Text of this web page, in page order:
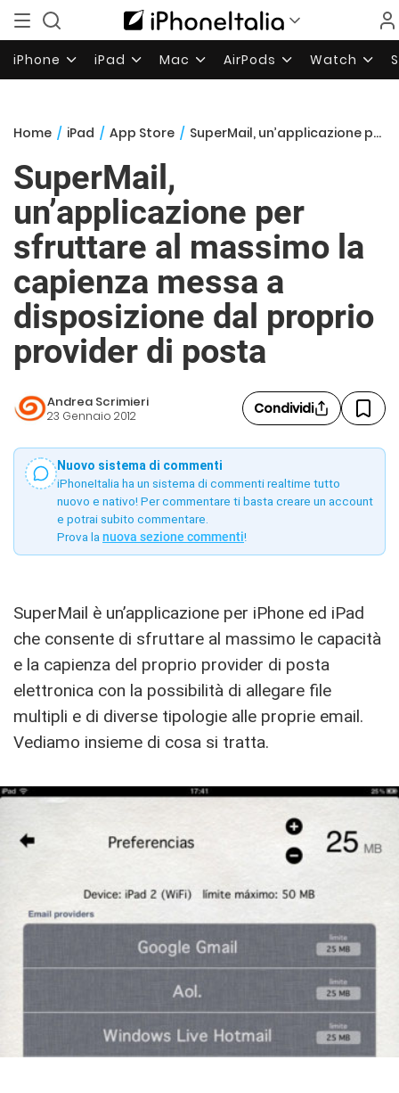
iPhone iPad Mac AirPods Watch
Home / iPad / App Store / SuperMail, un’applicazione per sfruttare al massimo la capienza messa a disposizione dal proprio provider di posta
SuperMail,
un’applicazione per
sfruttare al massimo la
capienza messa a
disposizione dal proprio
provider di posta
Andrea Scrimieri
23 Gennaio 2012 Condividi
Nuovo sistema di commenti
iPhoneItalia ha un sistema di commenti realtime tutto
nuovo e nativo! Per commentare ti basta creare un account
e potrai subito commentare.
Prova la nuova sezione commenti!
SuperMail è un’applicazione per iPhone ed iPad
che consente di sfruttare al massimo le capacità
e la capienza del proprio provider di posta
elettronica con la possibilità di allegare file
multipli e di diverse tipologie alle proprie email.
Vediamo insieme di cosa si tratta.